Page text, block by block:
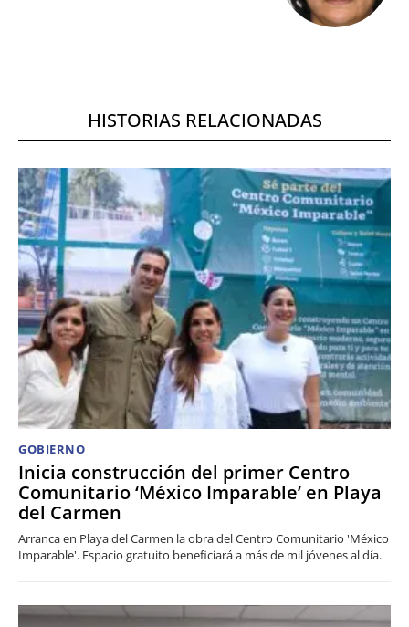
HISTORIAS RELACIONADAS
GOBIERNO
Inicia construcción del primer Centro
Comunitario ‘México Imparable’ en Playa
del Carmen
Arranca en Playa del Carmen la obra del Centro Comunitario 'México
Imparable'. Espacio gratuito beneficiará a más de mil jóvenes al día.